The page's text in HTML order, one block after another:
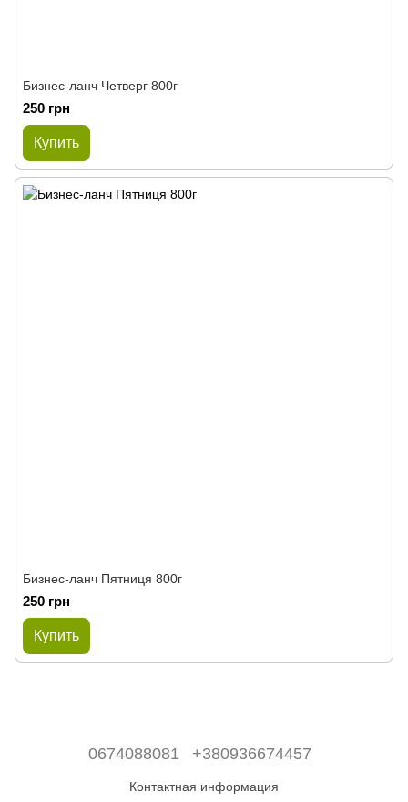
Бизнес-ланч Четверг 800г
250 грн
Купить
Бизнес-ланч Пятниця 800г
250 грн
Купить
0674088081 +380936674457
Контактная информация